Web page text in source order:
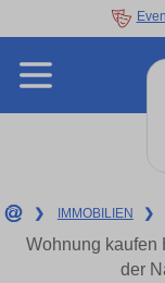
❯ IMMOBILIEN ❯
Wohnung kaufen
der